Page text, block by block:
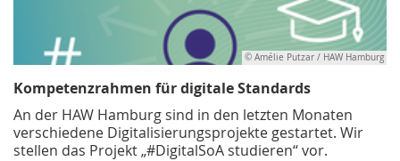
© Amélie Putzar / HAW Hamburg
Kompetenzrahmen für digitale Standards
An der HAW Hamburg sind in den letzten Monaten
verschiedene Digitalisierungsprojekte gestartet. Wir
stellen das Projekt „#DigitalSoA studieren“ vor.